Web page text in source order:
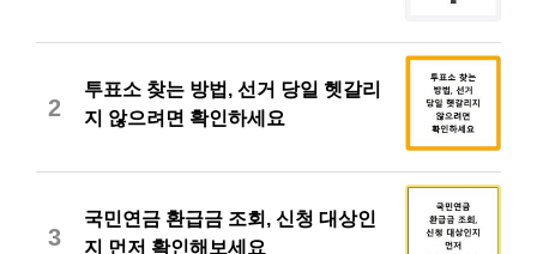
2
투표소 찾는 방법, 선거 당일 헷갈리
지 않으려면 확인하세요
3
국민연금 환급금 조회, 신청 대상인
지 먼저 확인해보세요